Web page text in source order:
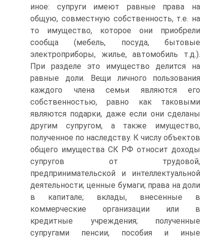
иное: супруги имеют равные права на
общую, совместную собственность, т.е. на
то имущество, которое они приобрели
сообща (мебель, посуда, бытовые
электроприборы, жилье, автомобиль т.д.).
При разделе это имущество делится на
равные доли. Вещи личного пользования
каждого члена семьи являются его
собственностью, равно как таковыми
являются подарки, даже если они сделаны
другим супругом, а также имущество,
полученное по наследству. К числу объектов
общего имущества СК РФ относит доходы
супругов от трудовой,
предпринимательской и интеллектуальной
деятельности; ценные бумаги; права на доли
в капитале; вклады, внесенные в
коммерческие организации или в
кредитные учреждения; полученные
супругами пенсии, пособия и иные